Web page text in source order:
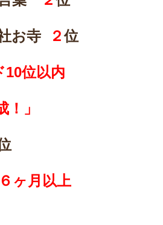
お寺 ２位
10位以内
！」
ヶ月以上